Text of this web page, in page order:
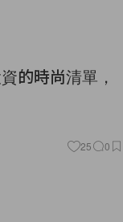
的時尚清單，
25 0